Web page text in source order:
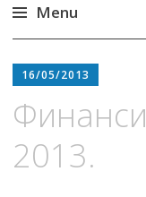
Menu
to
16/05/2013
2013.